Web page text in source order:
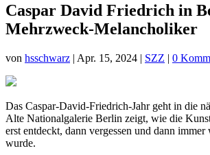
Caspar David Friedrich in
Mehrzweck-Melancholiker
von hsschwarz | Apr. 15, 2024 | SZZ | 0
Das Caspar-David-Friedrich-Jahr geht in die
Alte Nationalgalerie Berlin zeigt, wie die
erst entdeckt, dann vergessen und dann
wurde.